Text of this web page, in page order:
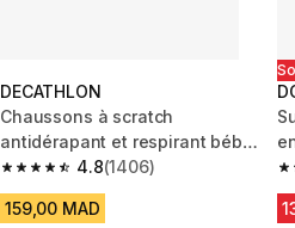
DECATHLON
Chaussons à scratch
antidérapant et respirant bébé,
à motif rose
4.8
4.8 out of 5 stars from 1406 reviews
(1406)
159,00 MAD